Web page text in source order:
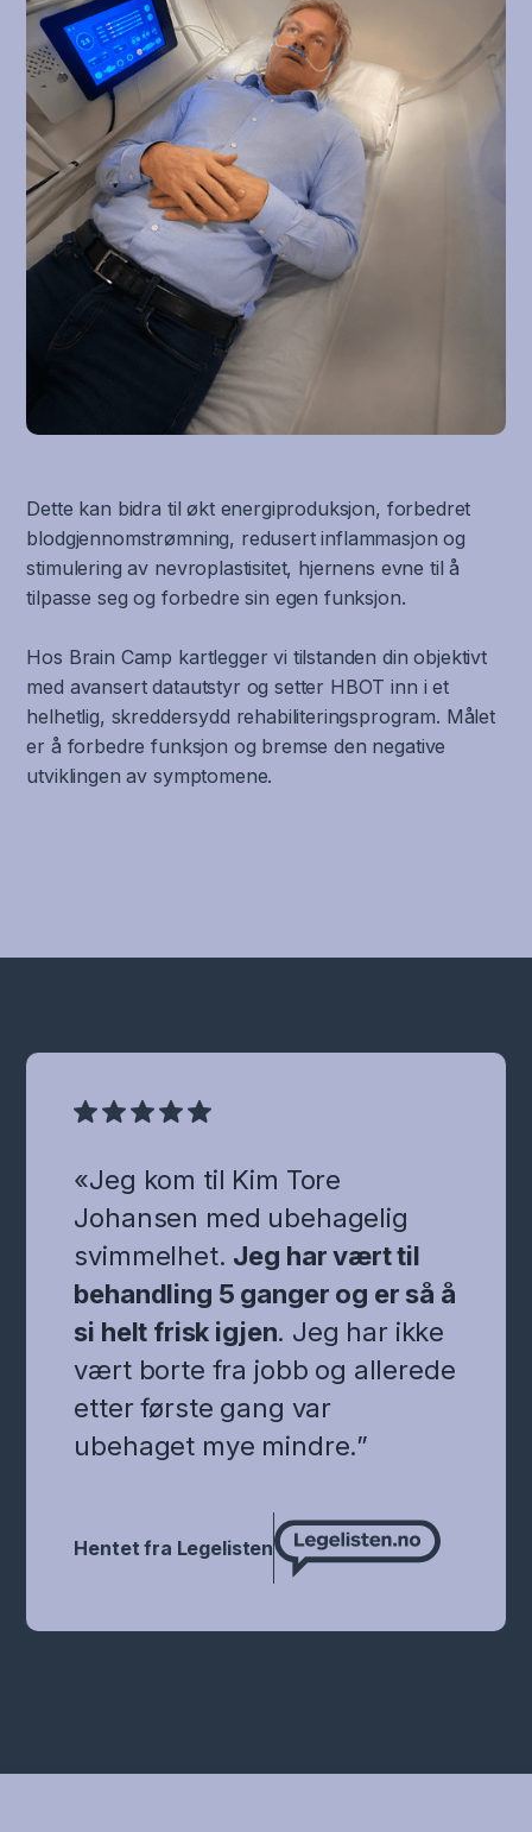
Dette kan bidra til økt energiproduksjon, forbedret
blodgjennomstrømning, redusert inflammasjon og
stimulering av nevroplastisitet, hjernens evne til å
tilpasse seg og forbedre sin egen funksjon.
Hos Brain Camp kartlegger vi tilstanden din objektivt
med avansert datautstyr og setter HBOT inn i et
helhetlig, skreddersydd rehabiliteringsprogram. Målet
er å forbedre funksjon og bremse den negative
utviklingen av symptomene.
«Jeg kom til Kim Tore
Johansen med ubehagelig
svimmelhet. Jeg har vært til
behandling 5 ganger og er så å
si helt frisk igjen. Jeg har ikke
vært borte fra jobb og allerede
etter første gang var
ubehaget mye mindre.”
Hentet fra Legelisten